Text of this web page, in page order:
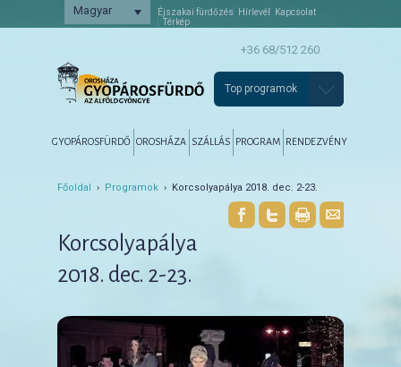
Magyar Éjszakai fürdőzés Hírlevél
Kapcsolat
Térkép
+36 68/512 260
Top programok
Tovább az elsődleges tartalomra
Tovább a másodlagos tartalomra
GYOPÁROSFÜRDŐ OROSHÁZA SZÁLLÁS PROGRAM RENDEZVÉNY
Főoldal › Programok › Korcsolyapálya 2018. dec. 2-23.
Korcsolyapálya
2018. dec. 2-23.